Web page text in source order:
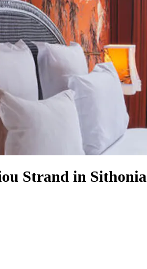
Strand in Sithonia